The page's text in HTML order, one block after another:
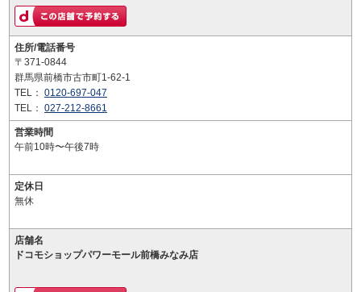
住所/電話番号
〒371-0844
群馬県前橋市古市町1-62-1
TEL： 0120-697-047
TEL： 027-212-8661
営業時間
午前10時〜午後7時
定休日
無休
店舗名
ドコモショップパワーモール前橋みなみ店